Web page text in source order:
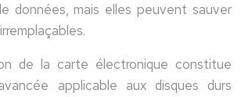
données, mais elles peuvent sauver
de la carte électronique constitue
applicable aux disques durs